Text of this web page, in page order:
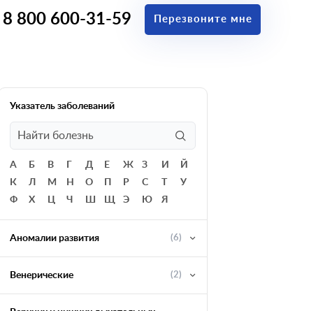
8 800 600-31-59 Перезвоните мне
Указатель заболеваний
А Б В Д Е Ж З И
Й
К
Л М Н О Р С
У
Ф
Х Ц Ч Ш Щ Э Ю Я
Аномалии развития (6)
Венерические (2)